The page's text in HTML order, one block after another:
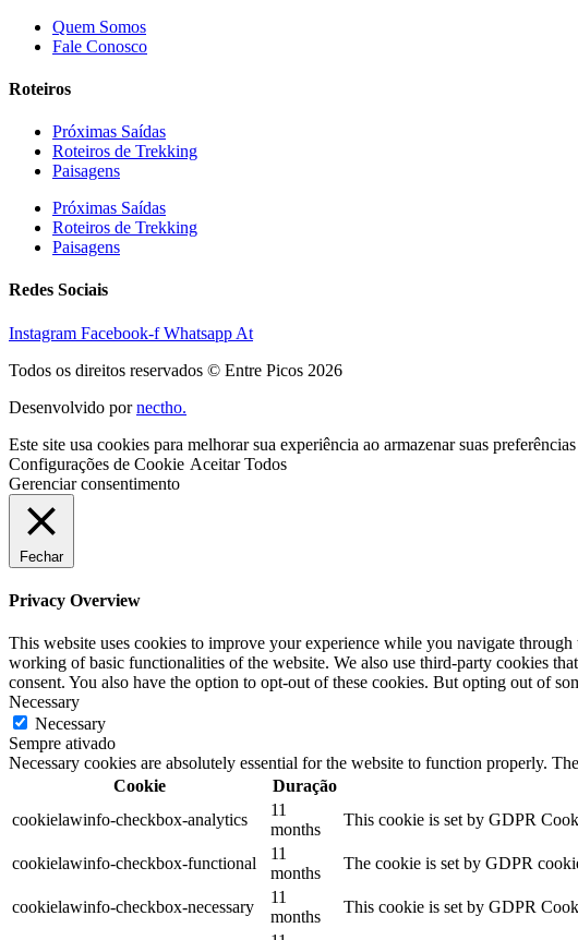
Quem Somos
Fale Conosco
Roteiros
Próximas Saídas
Roteiros de Trekking
Paisagens
Próximas Saídas
Roteiros de Trekking
Paisagens
Redes Sociais
Instagram Facebook-f Whatsapp At
Todos os direitos reservados © Entre Picos 2026
Desenvolvido pornectho.
Este site usa cookies para melhorar sua experiência ao armazenar suas
Configurações de Cookie Aceitar Todos
Gerenciar consentimento
Fechar
Privacy Overview
This website uses cookies to improve your experience while you navigate
working of basic functionalities of the website. We also use third-party cookies
consent. You also have the option to opt-out of these cookies. But opting out of
Necessary
Necessary
Sempre ativado
Necessary cookies are absolutely essential for the website to function properly.
Cookie
Duração
cookielawinfo-checkbox-analytics
11
months
This cookie is set by GDPR
cookielawinfo-checkbox-functional
11
months
The cookie is set by GDPR
cookielawinfo-checkbox-necessary
11
months
This cookie is set by GDPR